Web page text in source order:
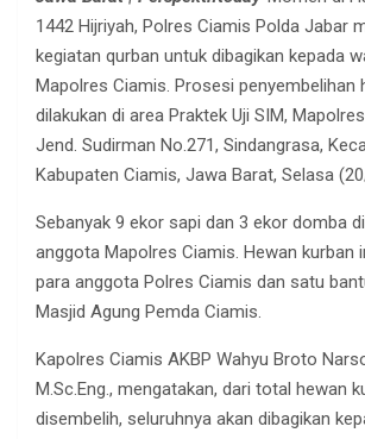
1442 Hijriyah, Polres Ciamis Polda Jabar
kegiatan qurban untuk dibagikan kepada
Mapolres Ciamis. Prosesi penyembelihan
dilakukan di area Praktek Uji SIM,
Jend. Sudirman No.271, Sindangrasa,
Kabupaten Ciamis, Jawa Barat, Selasa
Sebanyak 9 ekor sapi dan 3 ekor domba
anggota Mapolres Ciamis. Hewan kurban
para anggota Polres Ciamis dan satu
Masjid Agung Pemda Ciamis.
Kapolres Ciamis AKBP Wahyu Broto
M.Sc.Eng., mengatakan, dari total hewan
disembelih, seluruhnya akan dibagikan